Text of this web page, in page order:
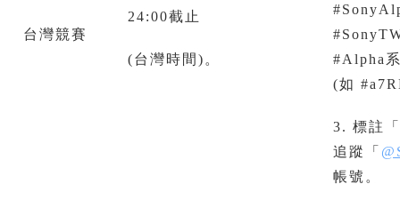
台灣競賽
24:00截止
(台灣時間)。
#Alpha
(如
3. 標註「
追蹤「
帳號。